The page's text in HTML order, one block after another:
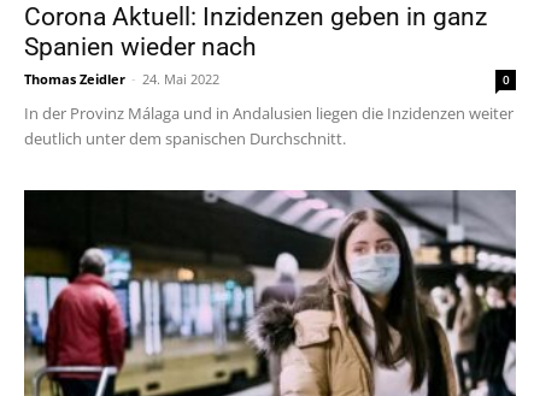
Corona Aktuell: Inzidenzen geben in ganz
Spanien wieder nach
Thomas Zeidler - 24. Mai 2022 0
In der Provinz Málaga und in Andalusien liegen die Inzidenzen weiter
deutlich unter dem spanischen Durchschnitt.